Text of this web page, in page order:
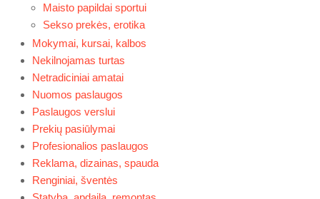
Maisto papildai sportui
Sekso prekės, erotika
Mokymai, kursai, kalbos
Nekilnojamas turtas
Netradiciniai amatai
Nuomos paslaugos
Paslaugos verslui
Prekių pasiūlymai
Profesionalios paslaugos
Reklama, dizainas, spauda
Renginiai, šventės